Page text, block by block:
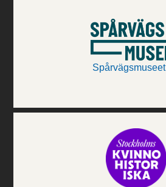
Spårvägsmuseet